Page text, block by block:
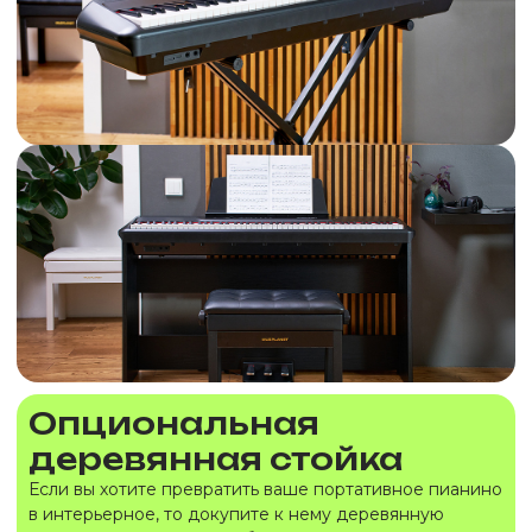
Опциональная
деревянная стойка
Если вы хотите превратить ваше портативное пианино
в интерьерное, то докупите к нему деревянную